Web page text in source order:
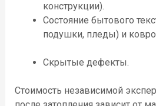
конструкции).
Состояние бытового
подушки, пледы) и
Скрытые дефекты.
Стоимость независимой